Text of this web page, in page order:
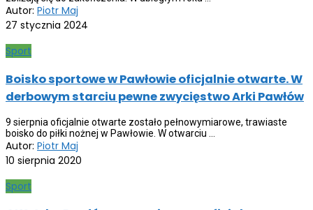
Autor: Piotr Maj
27 stycznia 2024
Sport
Boisko sportowe w Pawłowie oficjalnie otwarte. W
derbowym starciu pewne zwycięstwo Arki Pawłów
9 sierpnia oficjalnie otwarte zostało pełnowymiarowe, trawiaste
boisko do piłki nożnej w Pawłowie. W otwarciu ...
Autor: Piotr Maj
10 sierpnia 2020
Sport